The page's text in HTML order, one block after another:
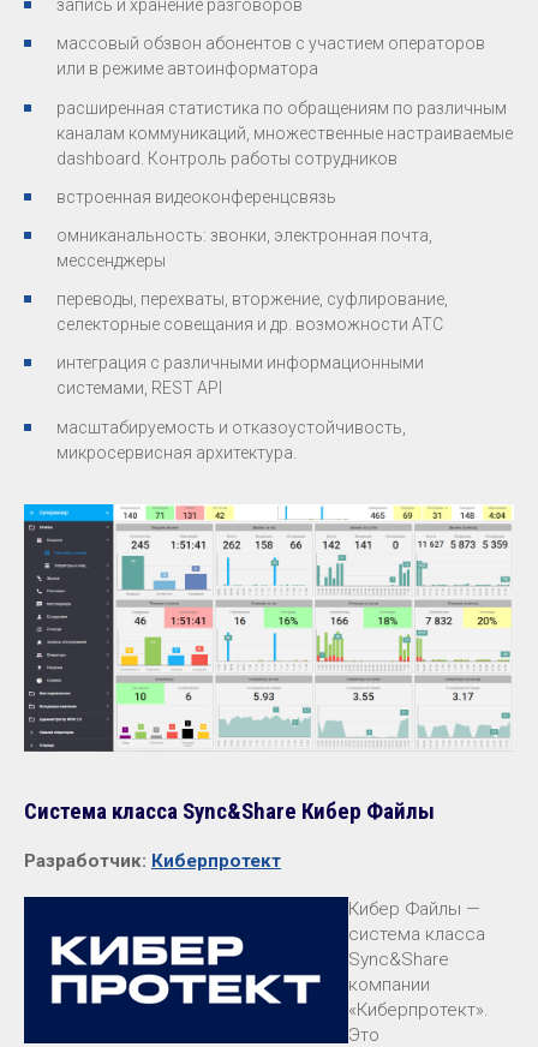
­запись и хранение разговоров
­массовый обзвон абонентов с участием операторов
или в режиме автоинформатора
расширенная статистика по обращениям по различным
каналам коммуникаций, множественные настраиваемые
dashboard. Контроль работы сотрудников
­встроенная видеоконференцсвязь
­омниканальность: звонки, электронная почта,
мессенджеры
переводы, перехваты, вторжение, суфлирование,
селекторные совещания и др. возможности АТС
­интеграция c различными информационными
системами, REST API
масштабируемость и отказоустойчивость,
микросервисная архитектура.
Система класса Sync&Share Кибер Файлы
Разработчик: Киберпротект
Кибер Файлы —
система класса
Sync&Share
компании
«Киберпротект».
Это